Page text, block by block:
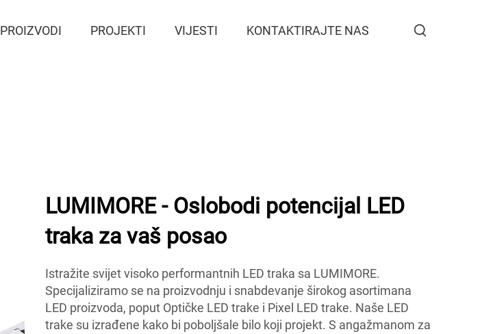
PROIZVODI PROJEKTI VIJESTI KONTAKTIRAJTE NAS
LUMIMORE - Oslobodi potencijal LED
traka za vaš posao
Istražite svijet visoko performantnih LED traka sa LUMIMORE.
Specijaliziramo se na proizvodnju i snabdevanje širokog asortimana
LED proizvoda, poput Optičke LED trake i Pixel LED trake. Naše LED
trake su izrađene kako bi poboljšale bilo koji projekt. S angažmanom za